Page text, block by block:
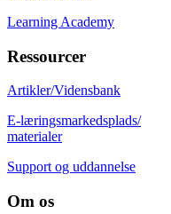
Learning Academy
Ressourcer
Artikler/Vidensbank
E-læringsmarkedsplads/
materialer
Support og uddannelse
Om os